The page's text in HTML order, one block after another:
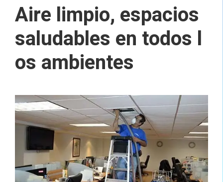
Aire limpio, espacios
saludables en todos l
os ambientes